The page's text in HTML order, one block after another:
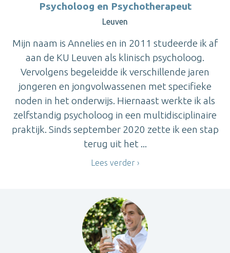
Psycholoog en Psychotherapeut
Leuven
Mijn naam is Annelies en in 2011 studeerde ik af
aan de KU Leuven als klinisch psycholoog.
Vervolgens begeleidde ik verschillende jaren
jongeren en jongvolwassenen met specifieke
noden in het onderwijs. Hiernaast werkte ik als
zelfstandig psycholoog in een multidisciplinaire
praktijk. Sinds september 2020 zette ik een stap
terug uit het ...
Lees verder